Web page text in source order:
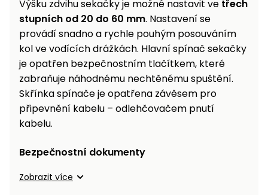
Výšku zdvihu sekačky je možné nastavit ve třech
stupních od 20 do 60 mm. Nastavení se
provádí snadno a rychle pouhým posouváním
kol ve vodících drážkách. Hlavní spínač sekačky
je opatřen bezpečnostním tlačítkem, které
zabraňuje náhodnému nechtěnému spuštění.
Skřínka spínače je opatřena závěsem pro
připevnění kabelu – odlehčovačem pnutí
kabelu.
Bezpečnostní dokumenty
Zobrazit více